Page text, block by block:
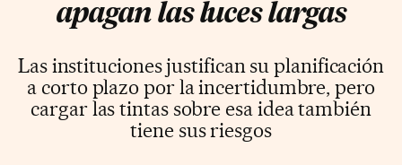
apagan las luces largas
Las instituciones justifican su planificación
a corto plazo por la incertidumbre, pero
cargar las tintas sobre esa idea también
tiene sus riesgos